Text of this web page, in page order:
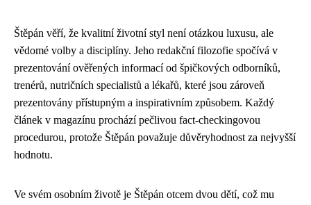
Štěpán věří, že kvalitní životní styl není otázkou luxusu, ale
vědomé volby a disciplíny. Jeho redakční filozofie spočívá v
prezentování ověřených informací od špičkových odborníků,
trenérů, nutričních specialistů a lékařů, které jsou zároveň
prezentovány přístupným a inspirativním způsobem. Každý
článek v magazínu prochází pečlivou fact-checkingovou
procedurou, protože Štěpán považuje důvěryhodnost za nejvyšší
hodnotu.
Ve svém osobním životě je Štěpán otcem dvou dětí, což mu